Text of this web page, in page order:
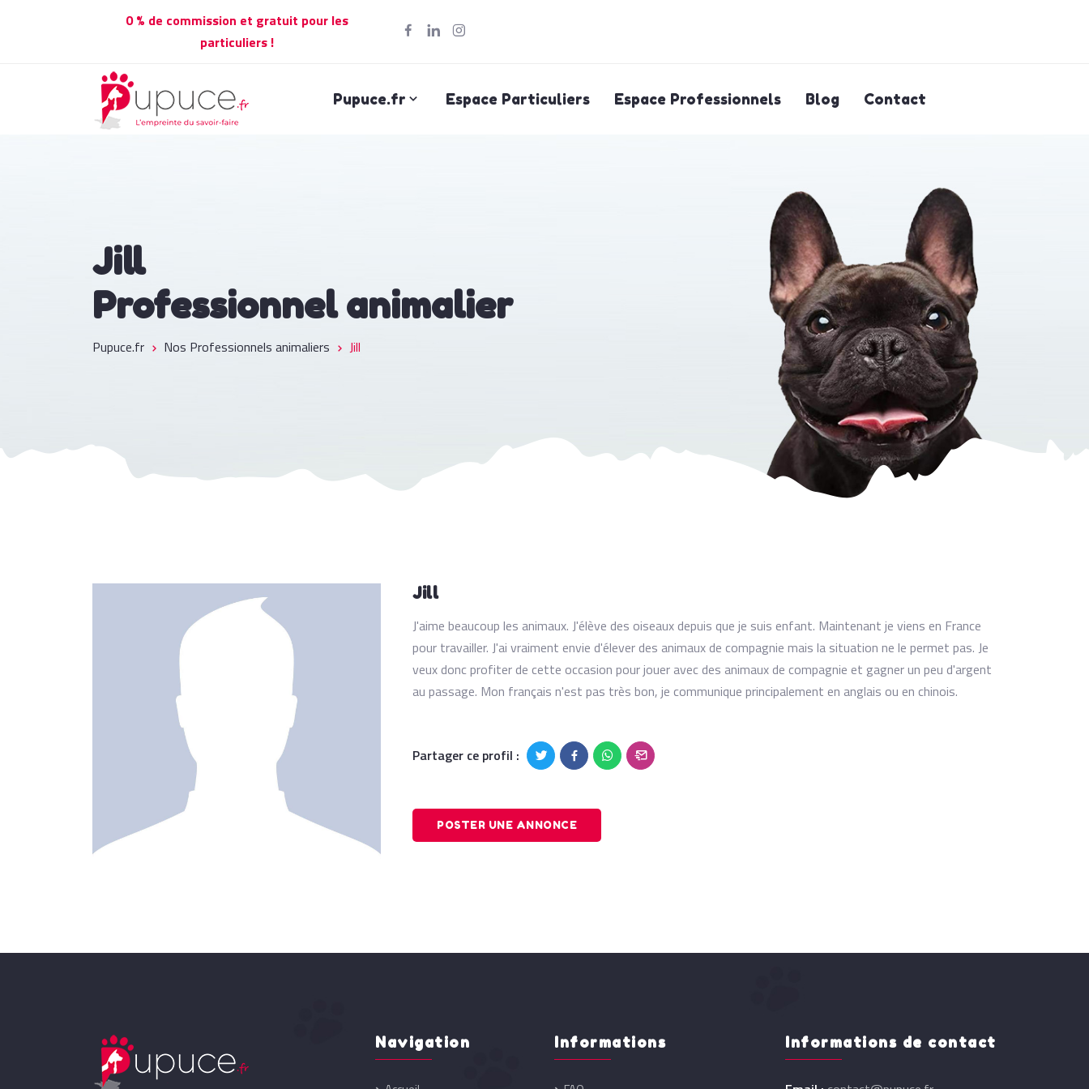
0 % de commission et gratuit pour les
particuliers !
Pupuce.fr Espace Particuliers Espace Professionnels Blog Contact
Jill
Professionnel animalier
Pupuce.fr Nos Professionnels animaliers Jill
Jill
J'aime beaucoup les animaux. J'élève des oiseaux depuis que je suis enfant. Maintenant je viens en France
pour travailler. J'ai vraiment envie d'élever des animaux de compagnie mais la situation ne le permet pas. Je
veux donc profiter de cette occasion pour jouer avec des animaux de compagnie et gagner un peu d'argent
au passage. Mon français n'est pas très bon, je communique principalement en anglais ou en chinois.
Partager ce profil :
POSTER UNE ANNONCE
Navigation Informations Informations de contact